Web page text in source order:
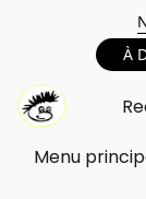
À
Menu